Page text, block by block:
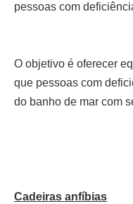
pessoas com
O objetivo é oferecer
que pessoas com
do banho de mar com
Cadeiras anfíbias